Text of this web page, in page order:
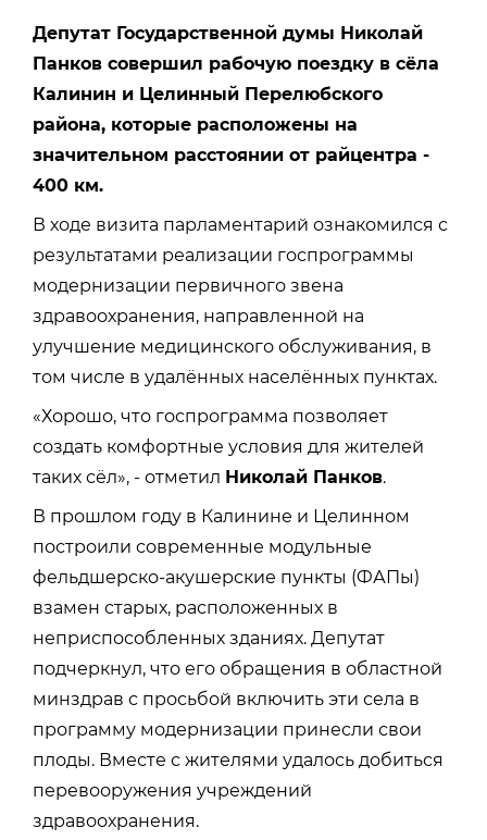
Депутат Государственной думы Николай
Панков совершил рабочую поездку в сёла
Калинин и Целинный Перелюбского
района, которые расположены на
значительном расстоянии от райцентра -
400 км.
В ходе визита парламентарий ознакомился с
результатами реализации госпрограммы
модернизации первичного звена
здравоохранения, направленной на
улучшение медицинского обслуживания, в
том числе в удалённых населённых пунктах.
«Хорошо, что госпрограмма позволяет
создать комфортные условия для жителей
таких сёл», - отметил Николай Панков.
В прошлом году в Калинине и Целинном
построили современные модульные
фельдшерско-акушерские пункты (ФАПы)
взамен старых, расположенных в
неприспособленных зданиях. Депутат
подчеркнул, что его обращения в областной
минздрав с просьбой включить эти села в
программу модернизации принесли свои
плоды. Вместе с жителями удалось добиться
перевооружения учреждений
здравоохранения.